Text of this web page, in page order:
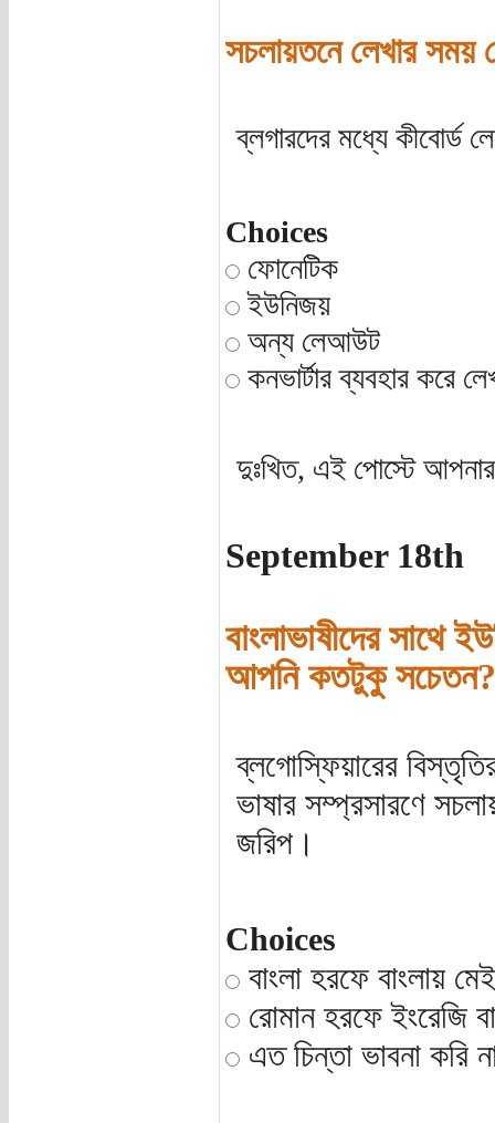
সচলায়তনে লেখার সময়
ব্লগারদের মধ্যে কীবোর্ড
Choices
ফোনেটিক
ইউনিজয়
অন্য লেআউট
কনভার্টার ব্যবহার করে
দুঃখিত, এই পোস্টে
September 18th
বাংলাভাষীদের সাথে
আপনি কতটুকু সচেতন?
ব্লগোস্ফিয়ারের
ভাষার সম্প্রসারণে
জরিপ।
Choices
বাংলা হরফে বাংলায়
রোমান হরফে ইংরেজি
এত চিন্তা ভাবনা করি